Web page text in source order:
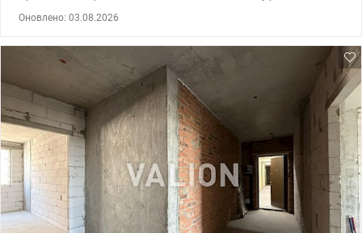
та щойно завершеним ремонтом, повністю готова до
відключень працює ліфт, є вода та опалення. ЖК OK’LAND це
комплекс комфорт-класу від надійного забудовника
РІЕЛ,збудований за монолітно-каркасною технологією,
утеплений мінеральною ватою, що має закриту територію з
відеоспостереженням та охороною. На території є супермаркети,
кафе, аптеки, ресторани, спортивні та дитячі майданчики. Також
ЖК OK'Land має зони відпочинку, підземний паркінг на 750
місць та гостьовий паркінг. У пішій доступності гіпермаркети
NOVUS ,Сільпо, АТБ, дитячі садочки, школи. Зручна транспортна
розв'язка. Ціна 171760 у.о. Марина 0937935908 valion.ua/1149755
Оновлено: 03.08.2026